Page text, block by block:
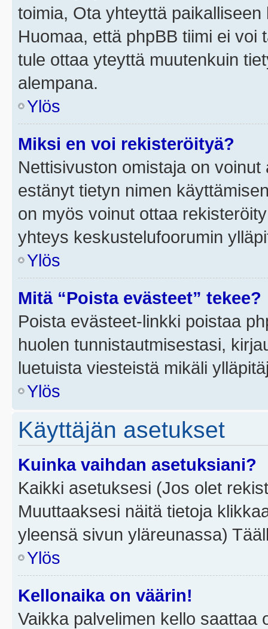
toimia, Ota yhteyttä
Huomaa, että phpBB tiimi ei voi
tule ottaa yteyttä muutenkuin
alempana.
Ylös
Miksi en voi rekisteröityä?
Nettisivuston omistaja on
estänyt tietyn nimen
on myös voinut ottaa
yhteys keskustelufoorumin
Ylös
Mitä “Poista evästeet” tekee?
Poista evästeet-linkki poistaa
huolen tunnistautmisestasi,
luetuista viesteistä mikäli
Ylös
Käyttäjän asetukset
Kuinka vaihdan asetuksiani?
Kaikki asetuksesi (Jos olet
Muuttaaksesi näitä tietoja
yleensä sivun yläreunassa)
Ylös
Kellonaika on väärin!
Vaikka palvelimen kello saattaa